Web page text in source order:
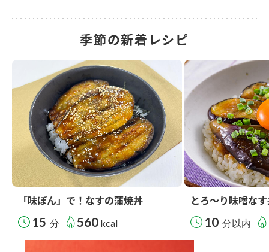
季節の新着レシピ
「味ぽん」で！なすの蒲焼丼
15 分 560 kcal
とろ～り味噌な
10 分以内